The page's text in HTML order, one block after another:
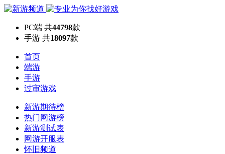
PC端 共44798款
手游 共18097款
首页
端游
手游
过审游戏
新游期待榜
热门网游榜
新游测试表
网游开服表
怀旧频道